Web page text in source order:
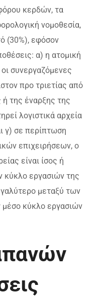
κερδών, τα
νομοθεσία,
(30%), εφόσον
α) η ατομική
συνεργαζόμενες
προ τριετίας από
της έναρξης της
λογιστικά αρχεία
γ) σε περίπτωση
επιχειρήσεων, ο
είναι ίσος ή
κύκλο εργασιών της
μεταξύ των
μέσο κύκλο εργασιών